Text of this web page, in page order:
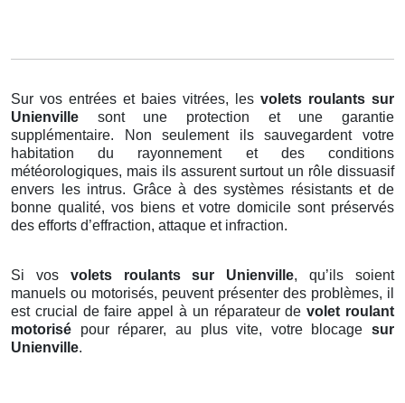
Sur vos entrées et baies vitrées, les volets roulants sur
Unienville sont une protection et une garantie
supplémentaire. Non seulement ils sauvegardent votre
habitation du rayonnement et des conditions
météorologiques, mais ils assurent surtout un rôle dissuasif
envers les intrus. Grâce à des systèmes résistants et de
bonne qualité, vos biens et votre domicile sont préservés
des efforts d’effraction, attaque et infraction.
Si vos volets roulants sur Unienville, qu’ils soient
manuels ou motorisés, peuvent présenter des problèmes, il
est crucial de faire appel à un réparateur devolet roulant
motorisé pour réparer, au plus vite, votre blocage sur
Unienville.